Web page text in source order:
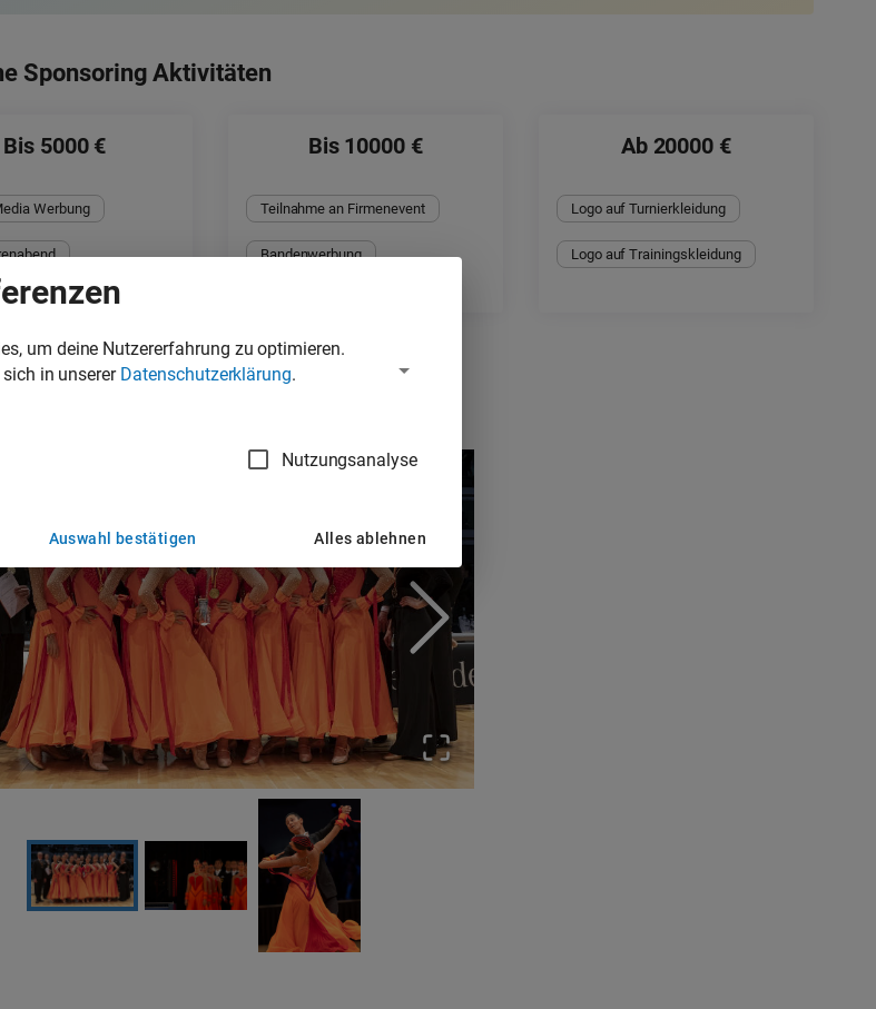
Sponsoring Aktivitäten
Bis 5000 €
Werbung
Anzeige
Bis 10000 €
Teilnahme an Firmenevent
Bandenwerbung
Ab 20000 €
Logo auf Turnierkleidung
Logo auf Trainingskleidung
um deine Nutzererfahrung zu optimieren.
in unserer Datenschutzerklärung.
Nutzungsanalyse
Auswahl bestätigen Alles ablehnen